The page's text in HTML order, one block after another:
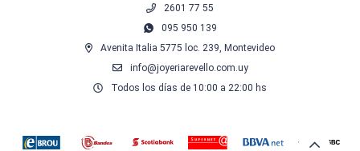
2601 77 55
095 950 139
Avenita Italia 5775 loc. 239, Montevideo
info@joyeriarevello.com.uy
Todos los días de 10:00 a 22:00 hs